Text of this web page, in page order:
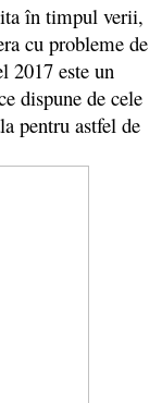
în timpul verii,
cu probleme de
2017 este un
dispune de cele
pentru astfel de